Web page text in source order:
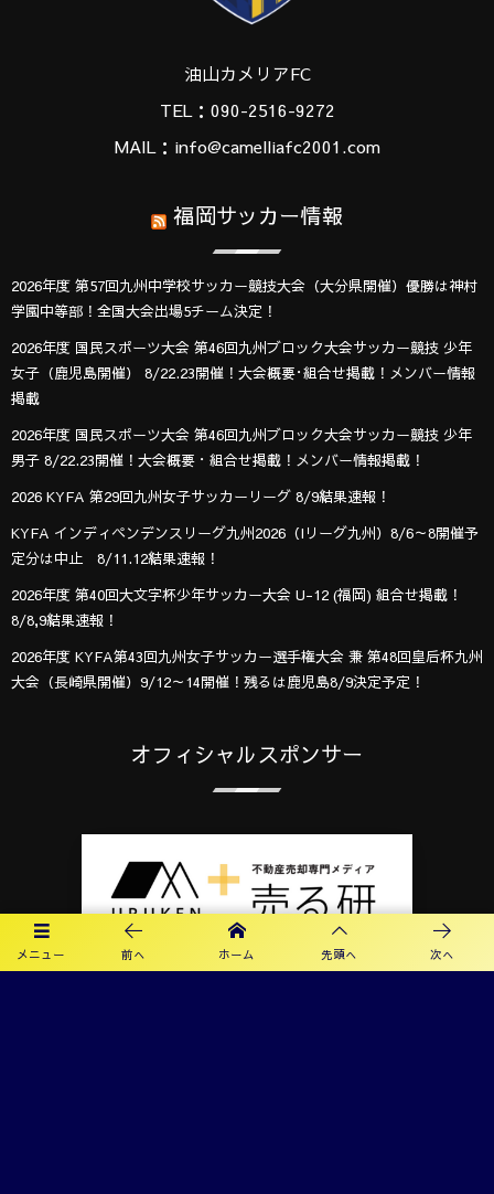
メニュー 前へ ホーム 先頭へ 次へ
油山カメリアFC
TEL：090-2516-9272
MAIL：info@camelliafc2001.com
福岡サッカー情報
2026年度 第57回九州中学校サッカー競技大会（大分県開催）優勝は神村
学園中等部！全国大会出場5チーム決定！
2026年度 国民スポーツ大会 第46回九州ブロック大会サッカー競技 少年
女子（鹿児島開催） 8/22.23開催！大会概要･組合せ掲載！メンバー情報
掲載
2026年度 国民スポーツ大会 第46回九州ブロック大会サッカー競技 少年
男子 8/22.23開催！大会概要・組合せ掲載！メンバー情報掲載！
2026 KYFA 第29回九州女子サッカーリーグ 8/9結果速報！
KYFA インディペンデンスリーグ九州2026（Iリーグ九州）8/6～8開催予
定分は中止 8/11.12結果速報！
2026年度 第40回大文字杯少年サッカー大会 U-12 (福岡) 組合せ掲載！
8/8,9結果速報！
2026年度 KYFA第43回九州女子サッカー選手権大会 兼 第48回皇后杯九州
大会（長崎県開催）9/12～14開催！残るは鹿児島8/9決定予定！
オフィシャルスポンサー